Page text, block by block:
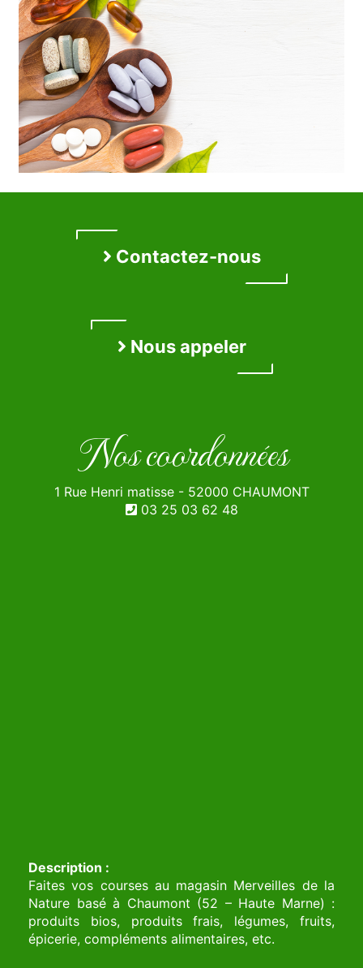
Contactez-nous
Nous appeler
Nos coordonnées
1 Rue Henri matisse - 52000 CHAUMONT
03 25 03 62 48
Description :
Faites vos courses au magasin Merveilles de la
Nature basé à Chaumont (52 – Haute Marne) :
produits bios, produits frais, légumes, fruits,
épicerie, compléments alimentaires, etc.